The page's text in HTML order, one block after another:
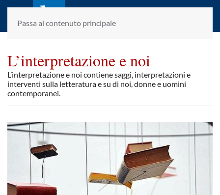
Passa al contenuto principale
laletteraturaenoi.it
fondato da Romano Luperini
L’interpretazione e noi
L’interpretazione e noi contiene saggi, interpretazioni e
interventi sulla letteratura e su di noi, donne e uomini
contemporanei.